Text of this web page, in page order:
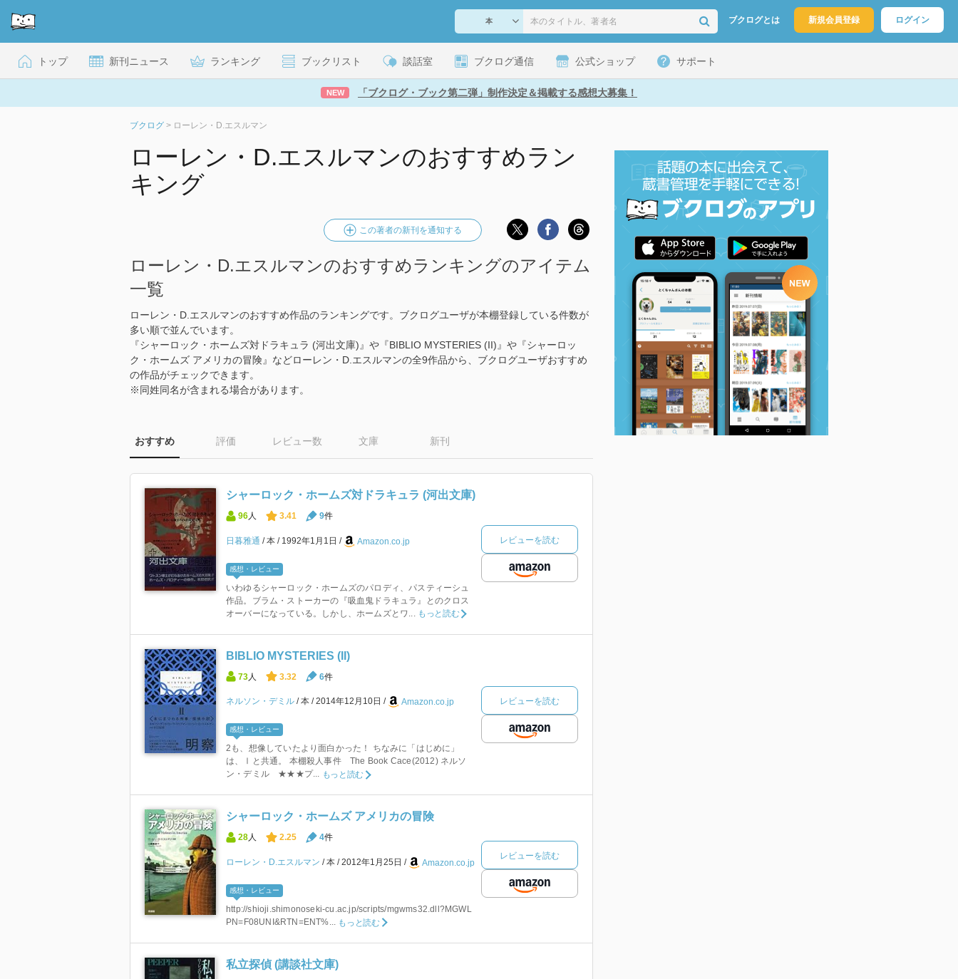
ブクログとは 新規会員登録 ログイン
トップ 新刊ニュース ランキング ブックリスト 談話室 ブクログ通信 公式ショップ サポート
NEW 「ブクログ・ブック第二弾」制作決定＆掲載する感想大募集！
ブクログ > ローレン・D.エスルマン
ローレン・D.エスルマンのおすすめラン
キング
この著者の新刊を通知する
ローレン・D.エスルマンのおすすめランキングのアイテム
一覧
ローレン・D.エスルマンのおすすめ作品のランキングです。ブクログユーザが本棚登録している件数が
多い順で並んでいます。
『シャーロック・ホームズ対ドラキュラ (河出文庫)』や『BIBLIO MYSTERIES (II)』や『シャーロッ
ク・ホームズ アメリカの冒険』などローレン・D.エスルマンの全9作品から、ブクログユーザおすすめ
の作品がチェックできます。
※同姓同名が含まれる場合があります。
おすすめ 評価 レビュー数 文庫 新刊
シャーロック・ホームズ対ドラキュラ (河出文庫)
96人 3.41 9件
日暮雅通 本 1992年1月1日 Amazon.co.jp
感想・レビュー
いわゆるシャーロック・ホームズのパロディ、パスティーシュ
作品。ブラム・ストーカーの『吸血鬼ドラキュラ』とのクロス
オーバーになっている。しかし、ホームズとワ...
もっと読む
レビューを読む
BIBLIO MYSTERIES (II)
73 人 3.32 6件
ネルソン・デミル 本 2014年12月10日 Amazon.co.jp
感想・レビュー
2も、想像していたより面白かった！ ちなみに「はじめに」
は、Ⅰと共通。 本棚殺人事件 The Book Cace(2012) ネルソ
ン・デミル ★★★プ... もっと読む
レビューを読む
シャーロック・ホームズ アメリカの冒険
28人 2.25 4件
ローレン・D.エスルマン 本 2012年1月25日 Amazon.co.jp
感想・レビュー
http://shioji.shimonoseki-cu.ac.jp/scripts/mgwms32.dll?MGWL
PN=F08UNI&RTN=ENT%... もっと読む
レビューを読む
私立探偵 (講談社文庫)